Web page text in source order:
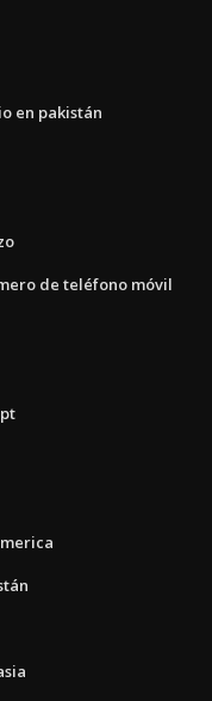
en pakistán
de teléfono móvil